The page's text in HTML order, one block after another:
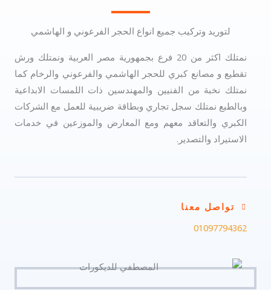
لتوريد وتركيب جميع انواع الحجر الفرعوني و الهاشمي
نمتلك اكثر من 20 فرع بجمهورية مصر العربية ونمتلك ورش
تقطيع و مصانع كبري للحجر الهاشمي والفرعوني والرخام كما
نمتلك نخبة من الفنيين والمهندسين ذات اللمسات الابداعية
وبالطبع نمتلك سجل تجاري وبطاقة ضريبية للعمل مع الشركات
الكبري والتعاقد معهم ومع المعارض والموزعين في خدمات
الاستيراد والتصدير.
تواصل معنا
01097794362